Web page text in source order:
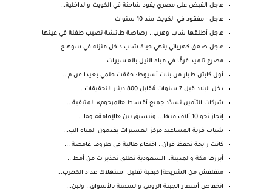
عاجل القبض على مصري يقود شاحنة في الكويت والداخلية...
عاجل - مفقود في الكويت منذ 10 سنوات
عاجل أطلقها شاب وهرب.. رصاصة طائشة تصيب طفلة في عينها
عاجل صعق كهربائي ينهي حياة شاب داخل منزله في سوهاج
مصرع تلميذ غرقًا في مياه النيل بالعسيرات
أول كابتن طيار من بنات أسيوط: حققت حلمي بعيدا عن م...
دخل البلاد قبل 7 سنوات مُقابل 800 دينار التحقيقات ...
شركات التأمين تسدّد جميع أقساط «المرحوم» المتبقية ...
إنجاز نحو 10 آلاف منها... وتنسيق بين «الإقامة» و«ا...
شباب قرية المساعيد مركز العسيرات يقدمون المياه الب...
كانت رايحة تحفظ قرآن.. اختفاء طالبة في ظروف غامضة ...
أبرزها مكة والمدينة.. السعودية تطلق تحذيرات من أمط...
متقلقش من الشريحة| كيفية تقليل استهلاك عداد الكهرب...
انخفاض أسعار الجبنة الرومي والسمنة بالأسواق.. ولبن...